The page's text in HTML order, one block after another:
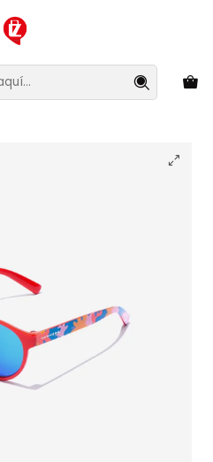
antes de que la oferta termine!
Lentes de Sol
Hawkers Belair Kids